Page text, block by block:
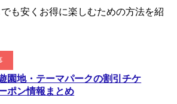
も安くお得に楽しむための方法を紹
園地・テーマパークの割引チケ
ポン情報まとめ